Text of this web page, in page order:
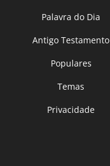
Palavra do Dia
Antigo Testamento
Populares
Temas
Privacidade